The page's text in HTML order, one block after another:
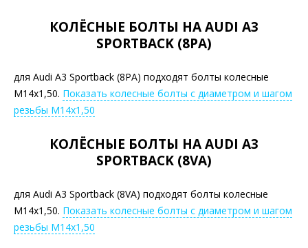
КОЛЁСНЫЕ БОЛТЫ НА AUDI A3
SPORTBACK (8PA)
для Audi A3 Sportback (8PA) подходят болты колесные
М14х1,50. Показать колесные болты с диаметром и шагом
резьбы М14х1,50
КОЛЁСНЫЕ БОЛТЫ НА AUDI A3
SPORTBACK (8VA)
для Audi A3 Sportback (8VA) подходят болты колесные
М14х1,50. Показать колесные болты с диаметром и шагом
резьбы М14х1,50